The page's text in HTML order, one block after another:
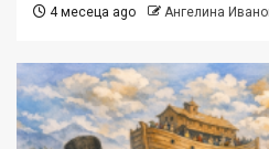
4 месеца ago Ангелина